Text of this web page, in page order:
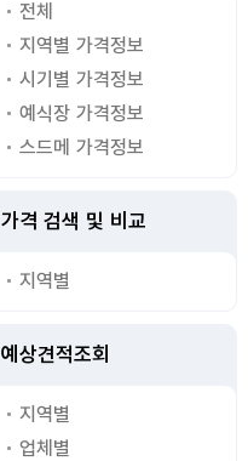
전체
지역별 가격정보
시기별 가격정보
예식장 가격정보
스드메 가격정보
가격 검색 및 비교
지역별
예상견적조회
지역별
업체별